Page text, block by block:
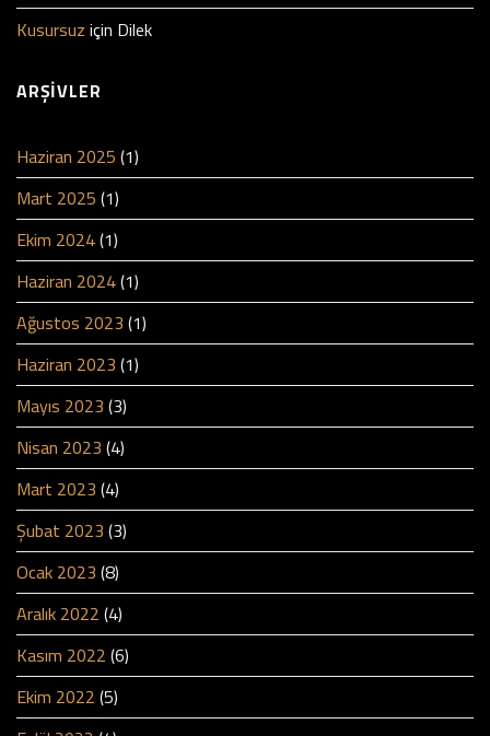
Kusursuz için Dilek
ARŞIVLER
Haziran 2025 (1)
Mart 2025 (1)
Ekim 2024(1)
Haziran 2024(1)
Ağustos 2023 (1)
Haziran 2023 (1)
Mayıs 2023 (3)
Nisan 2023 (4)
Mart 2023 (4)
Şubat 2023 (3)
Ocak 2023 (8)
Aralık 2022 (4)
Kasım 2022 (6)
Ekim 2022 (5)